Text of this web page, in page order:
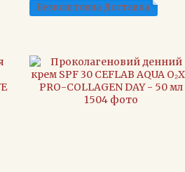
Безкоштовна Доставка